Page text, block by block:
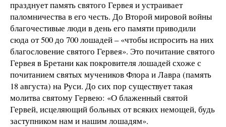
празднует память святого Гервея и устраивает
паломничества в его честь. До Второй мировой войны
благочестивые люди в день его памяти приводили
сюда от 500 до 700 лошадей – «чтобы испросить на них
благословение святого Гервея». Это почитание святого
Гервея в Бретани как покровителя лошадей схоже с
почитанием святых мучеников Флора и Лавра (память
18 августа) на Руси. До сих пор существует такая
молитва святому Гервею: «О блаженный святой
Гервей, исцеляющий больных от всяких немощей, будь
заступником нам и нашим лошадям».